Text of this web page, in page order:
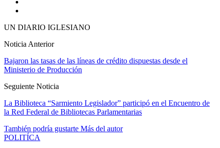
UN DIARIO IGLESIANO
Noticia Anterior
Bajaron las tasas de las líneas de crédito dispuestas desde el
Ministerio de Producción
Seguiente Noticia
La Biblioteca “Sarmiento Legislador” participó en el Encuentro de
la Red Federal de Bibliotecas Parlamentarias
También podría gustarte Más del autor
POLITÍCA